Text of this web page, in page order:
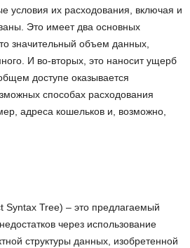
условия их расходования, включая и
Это имеет два основных
значительный объем данных,
И во-вторых, это наносит ущерб
доступе оказывается
способах расходования
адреса кошельков и, возможно,
Syntax Tree) – это предлагаемый
через использование
структуры данных, изобретенной